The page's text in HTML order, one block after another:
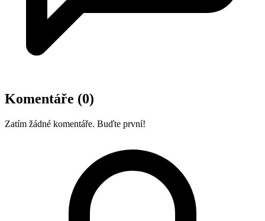
Komentáře (0)
Zatím žádné komentáře. Buďte první!